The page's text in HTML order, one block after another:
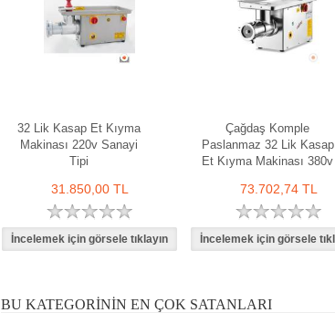
32 Lik Kasap Et Kıyma
Makinası 220v Sanayi
Tipi
31.850,00 TL
Çağdaş Komple
Paslanmaz 32 Lik Kasap
Et Kıyma Makinası 380v
73.702,74 TL
BU KATEGORININ EN ÇOK SATANLARI